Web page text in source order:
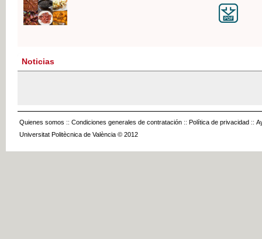
Noticias
Quienes somos :: Condiciones generales de contratación :: Política de privacidad ::
Universitat Politècnica de València © 2012